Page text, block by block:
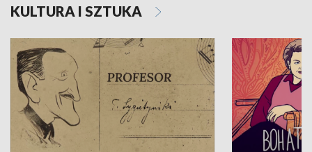
KULTURA I SZTUKA